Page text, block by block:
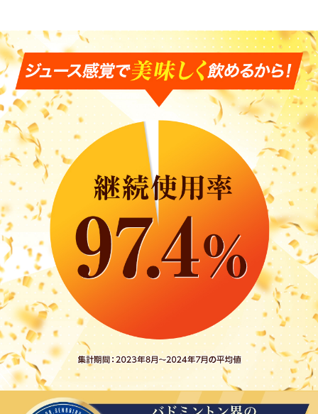
くて飲みやすく、今後も飲み続けていき
たいと思っています。
★★★★ やる気がでています
2023/08/04
Y様 中学生 継続回数6回
スポーツすることに以前よりやる気が出
て、体力もついてきました。毎日2キロ、
大会を目指して泳いでいます。パイン味
で飲みやすいといっているので言ってい
るので、引き続き成長を見守りたいと思
います。
★★★ 美味しいと飲んでいます
2023/09/12
H様 中学生 継続回数1回